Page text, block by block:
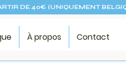
À propos Contact
DE 40€ (UNIQUEMENT